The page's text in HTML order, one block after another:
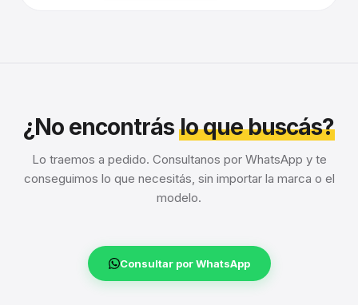
¿No encontráslo que buscás?
Lo traemos a pedido. Consultanos por WhatsApp y te
conseguimos lo que necesitás, sin importar la marca o el
modelo.
Consultar por WhatsApp